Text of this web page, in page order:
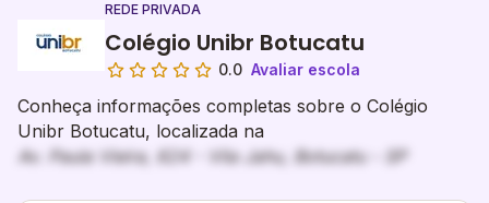
REDE PRIVADA
Colégio Unibr Botucatu
0.0 Avaliar escola
Conheça informações completas sobre o Colégio
Unibr Botucatu, localizada na
Av. Paula Vieira, 624 - Vila Jahu, Botucatu - SP